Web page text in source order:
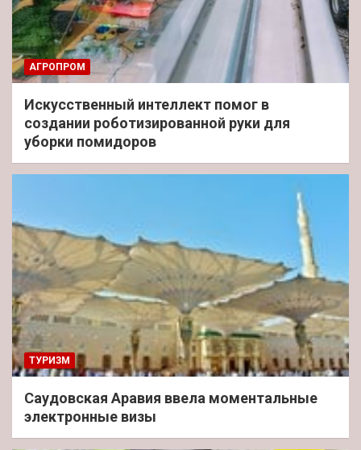
АГРОПРОМ
Искусственный интеллект помог в
создании роботизированной руки для
уборки помидоров
ТУРИЗМ
Саудовская Аравия ввела моментальные
электронные визы